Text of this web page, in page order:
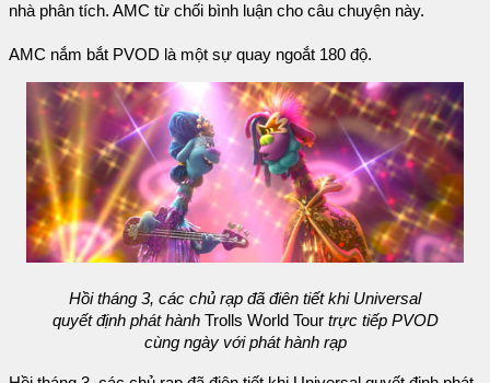
nhà phân tích. AMC từ chối bình luận cho câu chuyện này.
AMC nắm bắt PVOD là một sự quay ngoắt 180 độ.
Hồi tháng 3, các chủ rạp đã điên tiết khi Universal
quyết định phát hành Trolls World Tourtrực tiếp PVOD
cùng ngày với phát hành rạp